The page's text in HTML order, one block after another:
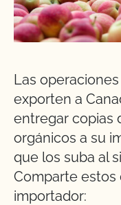
Las
exporten a
entregar copias
orgánicos a su
que los suba al
Comparte estos
importador: